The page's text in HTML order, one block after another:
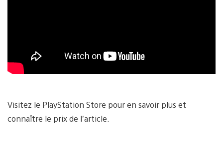
Visitez le PlayStation Store pour en savoir plus et
connaître le prix de l’article.